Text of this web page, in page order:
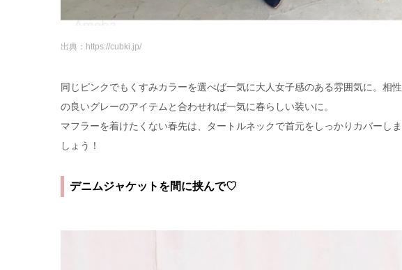
出典：https://cubki.jp/
同じピンクでもくすみカラーを選べば一気に大人女子感のある雰囲気に。相性
の良いグレーのアイテムと合わせれば一気に春らしい装いに。
マフラーを着けたくない春先は、タートルネックで首元をしっかりカバーしま
しょう！
デニムジャケットを間に挟んで♡